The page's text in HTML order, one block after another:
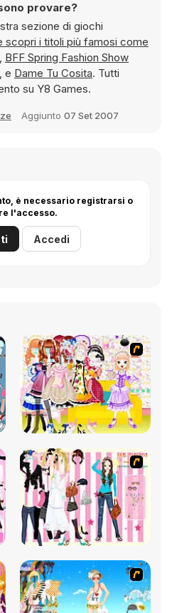
provare?
sezione di giochi
Dress Up e scopri i titoli più famosi come
, BFF Spring Fashion Show
, e Dame Tu Cosita. Tutti
su Y8 Games.
Aggiunto 07 Set 2007
è necessario registrarsi o
l'accesso.
Accedi